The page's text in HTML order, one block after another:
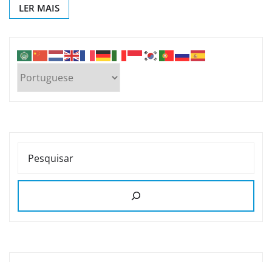
LER MAIS
PESQUISAR